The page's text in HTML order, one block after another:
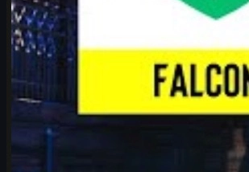
Topprankningar